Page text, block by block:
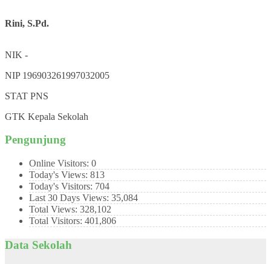
Rini, S.Pd.
NIK -
NIP 196903261997032005
STAT PNS
GTK Kepala Sekolah
Pengunjung
Online Visitors: 0
Today's Views: 813
Today's Visitors: 704
Last 30 Days Views: 35,084
Total Views: 328,102
Total Visitors: 401,806
Data Sekolah